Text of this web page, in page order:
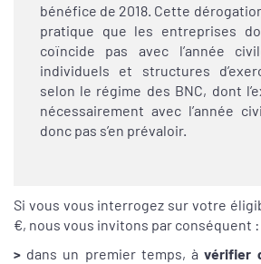
bénéfice de 2018. Cette
pratique que les entreprises
coïncide pas avec l’année
individuels et structures
selon le régime des BNC, dont
nécessairement avec l’année
donc pas s’en prévaloir.
Si vous vous interrogez sur votre
€, nous vous invitons par conséquent :
> dans un premier temps, àvérifier